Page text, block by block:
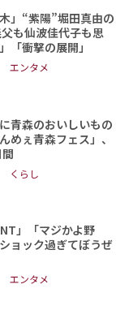
」“紫陽”堀田真由の
も仙波佳代子も思
「衝撃の展開」
エンタメ
青森のおいしいもの
ぇ青森フェス」、
くらし
」「マジかよ野
ョック過ぎてぼうぜ
エンタメ